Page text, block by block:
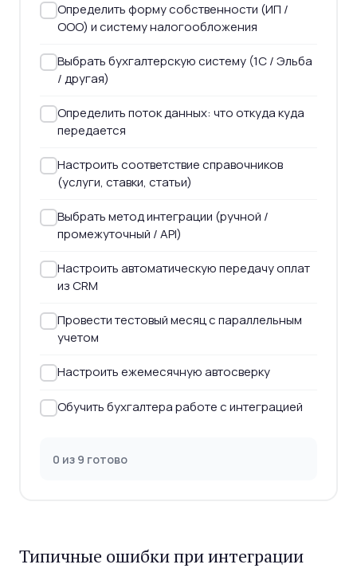
Определить форму собственности (ИП /
ООО) и систему налогообложения
Выбрать бухгалтерскую систему (1С / Эльба
/ другая)
Определить поток данных: что откуда куда
передается
Настроить соответствие справочников
(услуги, ставки, статьи)
Выбрать метод интеграции (ручной /
промежуточный / API)
Настроить автоматическую передачу оплат
из CRM
Провести тестовый месяц с параллельным
учетом
Настроить ежемесячную автосверку
Обучить бухгалтера работе с интеграцией
0 из 9 готово
Типичные ошибки при интеграции